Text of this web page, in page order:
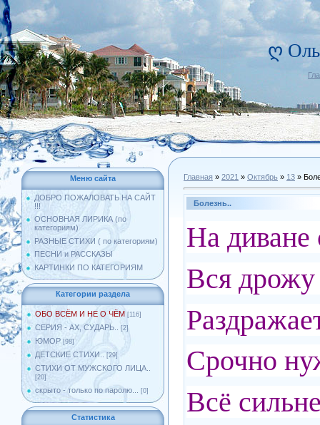
ღ
Меню сайта
ДОБРО ПОЖАЛОВАТЬ НА САЙТ
!!!
ОСНОВНАЯ ЛИРИКА (по
категориям)
РАЗНЫЕ СТИХИ ( по категориям)
ПЕСНИ и РАССКАЗЫ
КАРТИНКИ ПО КАТЕГОРИЯМ
Категории раздела
ОБО ВСЁМ И НЕ О ЧЁМ [116]
СЕРИЯ - АХ, СУДАРЬ.. [2]
ЮМОР [98]
ДЕТСКИЕ СТИХИ.. [29]
СТИХИ ОТ МУЖСКОГО ЛИЦА..
[20]
скрыто - только по паролю... [0]
Статистика
Главная » 2021 » Октябрь » 13 »
Болезнь..
На диване
Вся дрожу
Срочно
Всё